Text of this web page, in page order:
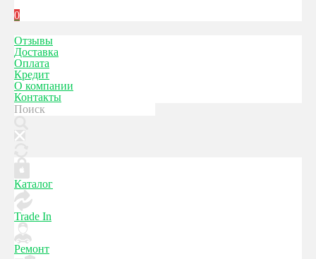
0
Отзывы
Доставка
Оплата
Кредит
О компании
Контакты
Каталог
Trade In
Ремонт